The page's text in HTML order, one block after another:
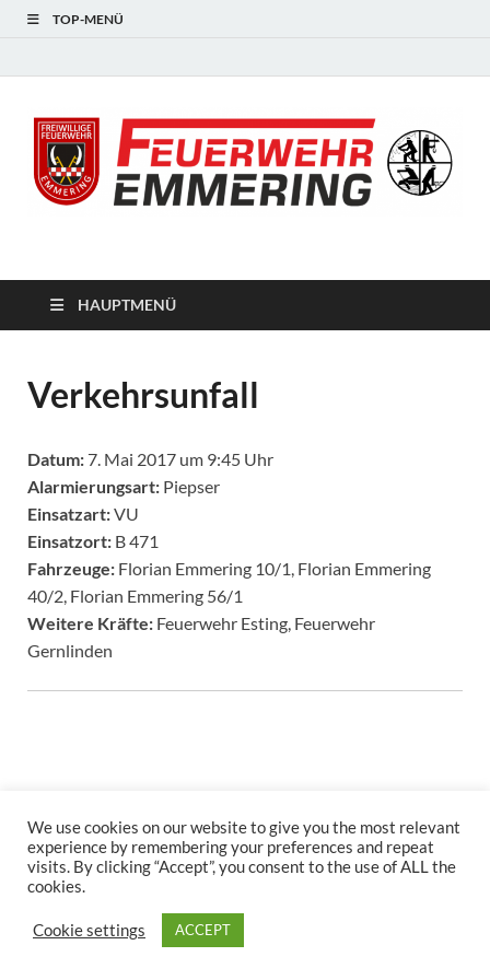
TOP-MENÜ
HAUPTMENÜ
Verkehrsunfall
Datum: 7. Mai 2017 um 9:45 Uhr
Alarmierungsart: Piepser
Einsatzart:VU
Einsatzort: B 471
Fahrzeuge: Florian Emmering 10/1, Florian Emmering
40/2, Florian Emmering 56/1
Weitere Kräfte: Feuerwehr Esting, Feuerwehr
Gernlinden
Copyright © 2026.
Stolz präsentiert
We use cookies on our website to give you the most relevant
experience by remembering your preferences and repeat
visits. By clicking “Accept”, you consent to the use of ALL the
cookies.
Cookie settings ACCEPT